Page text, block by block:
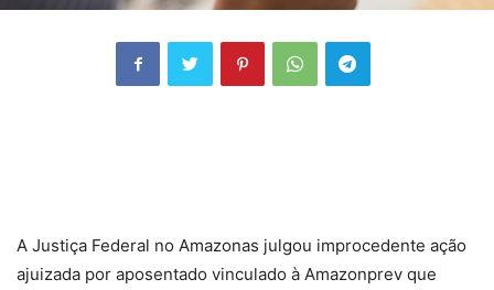
A Justiça Federal no Amazonas julgou improcedente ação
ajuizada por aposentado vinculado à Amazonprev que